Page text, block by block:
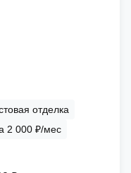
отделка
2 000 ₽/мес